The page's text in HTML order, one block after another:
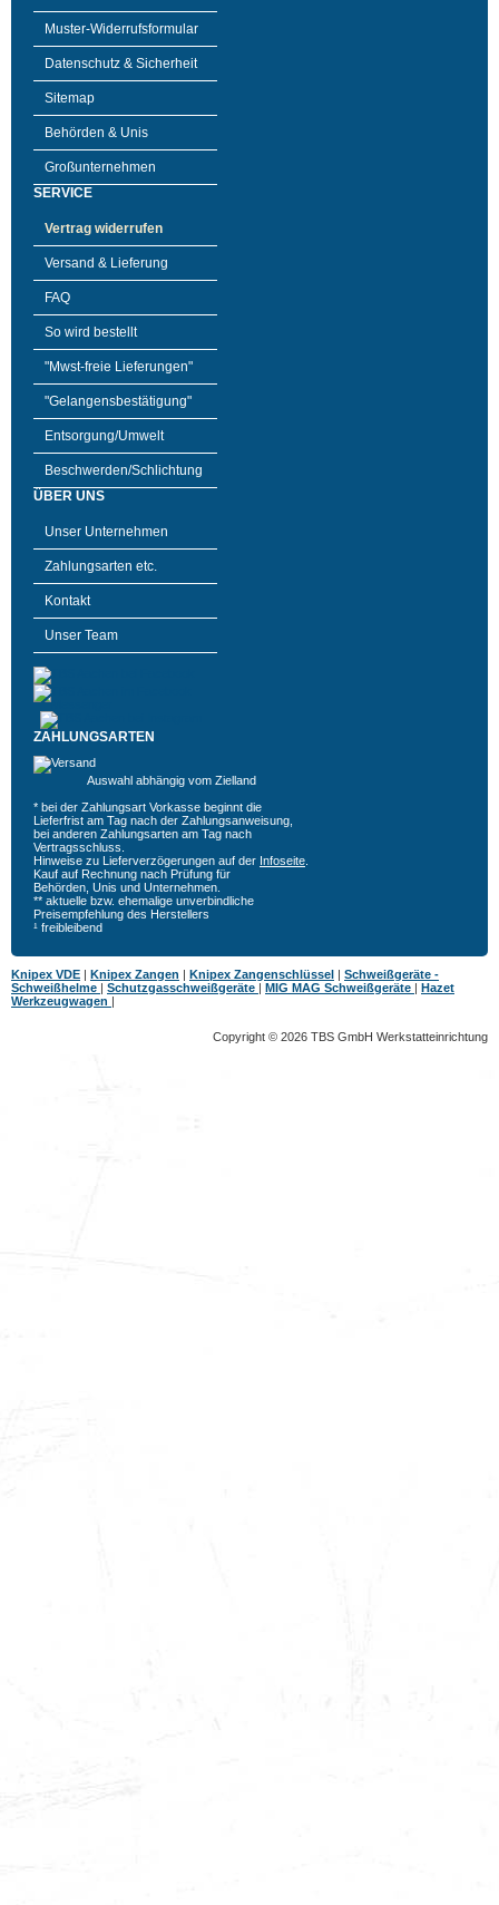
Muster-Widerrufsformular
Datenschutz & Sicherheit
Sitemap
Behörden & Unis
Großunternehmen
SERVICE
Vertrag widerrufen
Versand & Lieferung
FAQ
So wird bestellt
"Mwst-freie Lieferungen"
"Gelangensbestätigung"
Entsorgung/Umwelt
Beschwerden/Schlichtung
ÜBER UNS
Unser Unternehmen
Zahlungsarten etc.
Kontakt
Unser Team
ZAHLUNGSARTEN
Auswahl abhängig vom Zielland
* bei der Zahlungsart Vorkasse beginnt die
Lieferfrist am Tag nach der Zahlungsanweisung,
bei anderen Zahlungsarten am Tag nach
Vertragsschluss.
Hinweise zu Lieferverzögerungen auf der Infoseite
Kauf auf Rechnung nach Prüfung für
Behörden, Unis und Unternehmen.
** aktuelle bzw. ehemalige unverbindliche
Preisempfehlung des Herstellers
¹ freibleibend
Knipex VDE | Knipex Zangen | Knipex Zangenschlüssel | Schweißgeräte -
Schweißhelme | Schutzgasschweißgeräte | MIG MAG Schweißgeräte | Hazet
Werkzeugwagen |
Copyright © 2026 TBS GmbH Werkstatteinrichtung